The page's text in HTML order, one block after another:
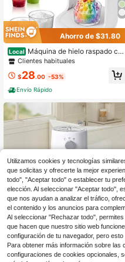
Ahorro de $31.80
Local Máquina de hielo raspado co
n botones ajustables y función eléc
producir deliciosos helados esponjo
eal para fiestas de cumpleaños, co
mo regalo, ¡imprescindible para el v
erano! Fabricada en material PP.
Clientes habituales
$28.00 -53%
Envío Rápido
Local Yabano Trituradoras & afeitad
oras de hielo
Clientes habituales
Solo quedan 10
Clientes habituales
Solo quedan 10
Clientes habituales
Solo quedan 10
Utilizamos cookies y tecnologías
que solicitas y ofrecerte la mejor
todo", "Aceptar todo" o establecer tu
elección. Al seleccionar "Aceptar todo",
que nos ayudan a analizar el tráfico,
el contenido y los anuncios para
Al seleccionar "Rechazar todo",
que hacen que nuestro sitio web
configuración de tu navegador, pero
Para obtener más información sobre las
configuraciones de cookies opcionales,